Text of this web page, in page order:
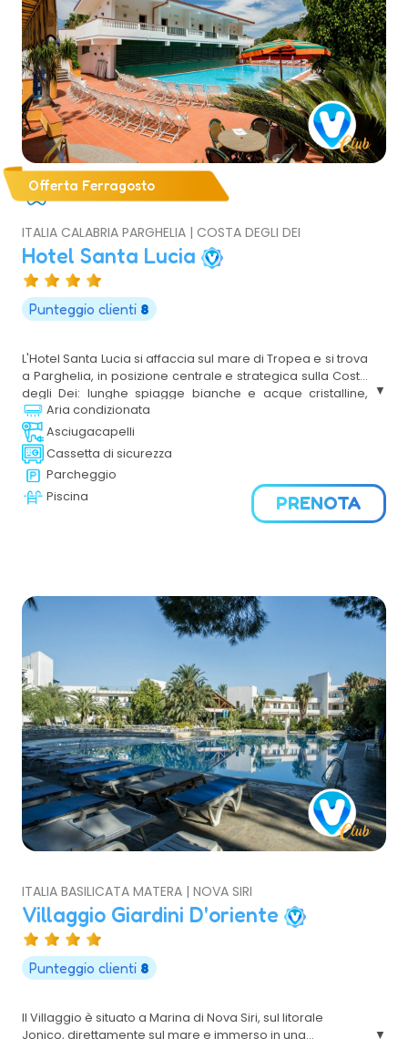
Offerta Ferragosto
ITALIA CALABRIA PARGHELIA | COSTA DEGLI DEI
Hotel Santa Lucia
Punteggio clienti 8
L'Hotel Santa Lucia si affaccia sul mare di Tropea e si trova
a Parghelia, in posizione centrale e strategica sulla Costa
degli Dei: lunghe spiagge bianche e acque cristalline,
imponenti scogliere e una natura spettacolare. Aperto da
aprile a ottobre, Hotel Santa Lucia è ideale per le tue
vacanze in famiglia con bambini e ragazzi, di coppia e di
gruppo in un ambiente protetto e dotato di ogni comfort,
nella Calabria più bella, tutta da esplorare.
Aria condizionata
Asciugacapelli
Cassetta di sicurezza
Parcheggio
Piscina
PRENOTA
ITALIA BASILICATA MATERA | NOVA SIRI
Villaggio Giardini D'oriente
Punteggio clienti 8
Il Villaggio è situato a Marina di Nova Siri, sul litorale
Jonico, direttamente sul mare e immerso in una